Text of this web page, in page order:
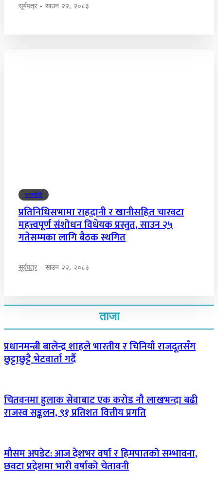
सूर्यपत्र - साउन २२, २०८३
राजनीति
प्रतिनिधिसभामा राहदानी र खानीसहित चारवटा
महत्त्वपूर्ण संशोधन विधेयक प्रस्तुत, साउन २५
गतेसम्मका लागि बैठक स्थगित
सूर्यपत्र - साउन २२, २०८३
ताजा
प्रधानमन्त्री बालेन्द्र शाहले भारतीय र चिनियाँ राजदूतसँग
छुट्टाछुट्टै भेटवार्ता गर्दै
चितवनमा हुलाक सेवाबाट एक करोड नौ लाखभन्दा बढी
राजस्व सङ्कलन, ९१ प्रतिशत वित्तीय प्रगति
मौसम अपडेट: आज देशभर वर्षा र हिमपातको सम्भावना,
छवटा प्रदेशमा भारी वर्षाको चेतावनी